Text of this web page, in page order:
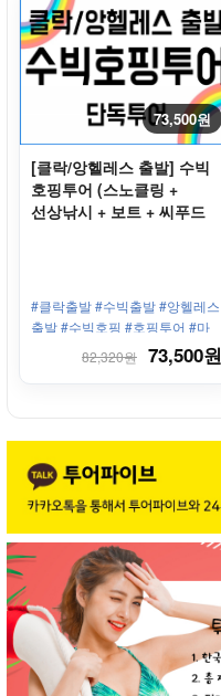
73,500원
[클락/앙헬레스 출발] 수빅
호핑투어 (스노클링 +
선상낚시 + 보트 + 씨푸드
#클락출발 #수빅출발 #앙헬레스
출발 #수빅호핑 #호핑투어 #마
닐라호핑투어 #씨푸드중식 #스
노쿨링 #보트탑승
82,320원 73,500원